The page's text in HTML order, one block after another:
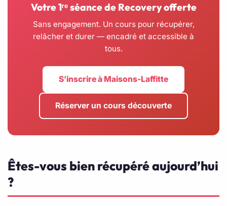
Votre 1ʳᵉ séance de Recovery offerte
Sans engagement. Un cours pour récupérer,
relâcher et durer — encadré et accessible à
tous.
S’inscrire à Maisons-Laffitte
Réserver un cours découverte
Êtes-vous bien récupéré aujourd’hui
?